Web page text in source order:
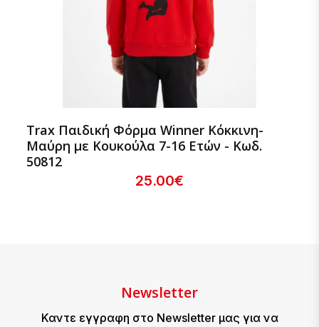
Trax Παιδική Φόρμα Winner Κόκκινη-
Μαύρη με Κουκούλα 7-16 Ετών - Κωδ.
50812
25.00€
Newsletter
Καντε εγγραφη στο Newsletter μας για να